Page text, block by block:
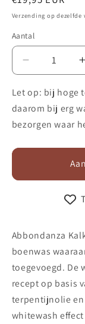
prijs
Verzending op dezelfde
Aantal
Aantal
verlagen
voor
Kalkwas
Liming
Let op: bij hoge
daarom bij erg
bezorgen waar
Abbondanza
boenwas
toegevoegd. De
recept op basis
terpentijnolie en
whitewash